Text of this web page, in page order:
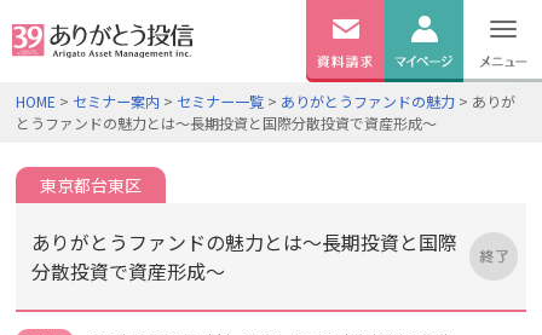
無料資料
請求
ログイン
HOME > セミナー案内 > セミナー一覧 > ありがとうファンドの魅力 > ありが
とうファンドの魅力とは～長期投資と国際分散投資で資産形成～
東京都台東区
ありがとうファンドの魅力とは～長期投資と国際
分散投資で資産形成～